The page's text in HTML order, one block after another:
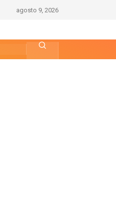
agosto 9, 2026